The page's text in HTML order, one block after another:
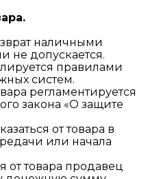
наличными
не допускается.
правилами
систем.
регламентируется
закона «О защите
от товара в
или начала
от товара продавец